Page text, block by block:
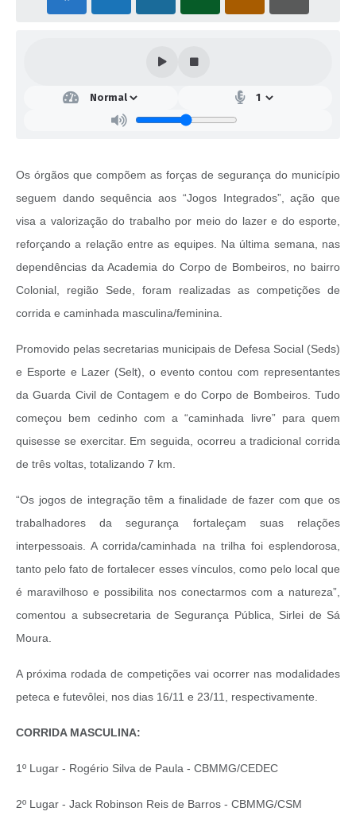
Os órgãos que compõem as forças de segurança do município
seguem dando sequência aos “Jogos Integrados”, ação que
visa a valorização do trabalho por meio do lazer e do esporte,
reforçando a relação entre as equipes. Na última semana, nas
dependências da Academia do Corpo de Bombeiros, no bairro
Colonial, região Sede, foram realizadas as competições de
corrida e caminhada masculina/feminina.
Promovido pelas secretarias municipais de Defesa Social (Seds)
e Esporte e Lazer (Selt), o evento contou com representantes
da Guarda Civil de Contagem e do Corpo de Bombeiros. Tudo
começou bem cedinho com a “caminhada livre” para quem
quisesse se exercitar. Em seguida, ocorreu a tradicional corrida
de três voltas, totalizando 7 km.
“Os jogos de integração têm a finalidade de fazer com que os
trabalhadores da segurança fortaleçam suas relações
interpessoais. A corrida/caminhada na trilha foi esplendorosa,
tanto pelo fato de fortalecer esses vínculos, como pelo local que
é maravilhoso e possibilita nos conectarmos com a natureza”,
comentou a subsecretaria de Segurança Pública, Sirlei de Sá
Moura.
A próxima rodada de competições vai ocorrer nas modalidades
peteca e futevôlei, nos dias 16/11 e 23/11, respectivamente.
CORRIDA MASCULINA:
1º Lugar - Rogério Silva de Paula - CBMMG/CEDEC
2º Lugar - Jack Robinson Reis de Barros - CBMMG/CSM